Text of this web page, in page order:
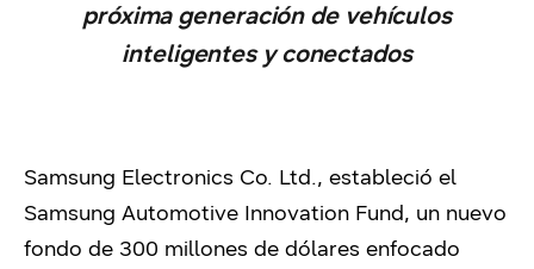
próxima generación de vehículos
inteligentes y conectados
Samsung Electronics Co. Ltd., estableció el
Samsung Automotive Innovation Fund, un nuevo
fondo de 300 millones de dólares enfocado